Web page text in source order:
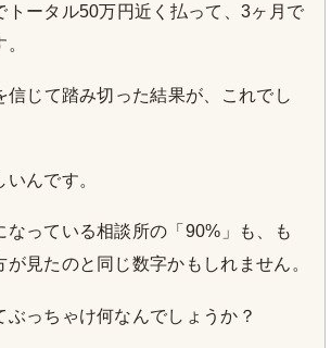
トータル50万円近く払って、3ヶ月で
信じて踏み切った結果が、これでし
んです。
なっている相談所の「90%」も、も
が見たのと同じ数字かもしれません。
ぶっちゃけ何なんでしょうか？